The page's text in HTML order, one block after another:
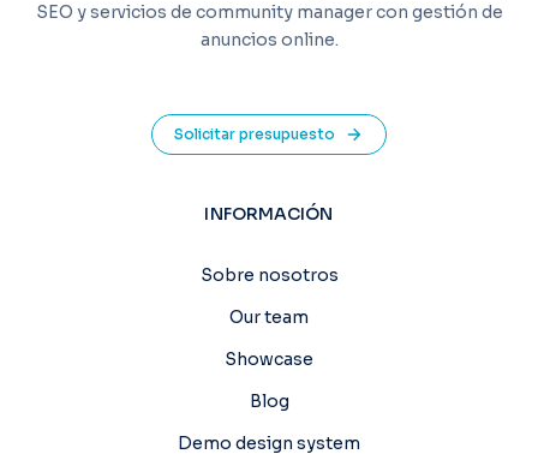
SEO y servicios de community manager con gestión de
anuncios online.
Solicitar presupuesto
INFORMACIÓN
Sobre nosotros
Our team
Showcase
Blog
Demo design system